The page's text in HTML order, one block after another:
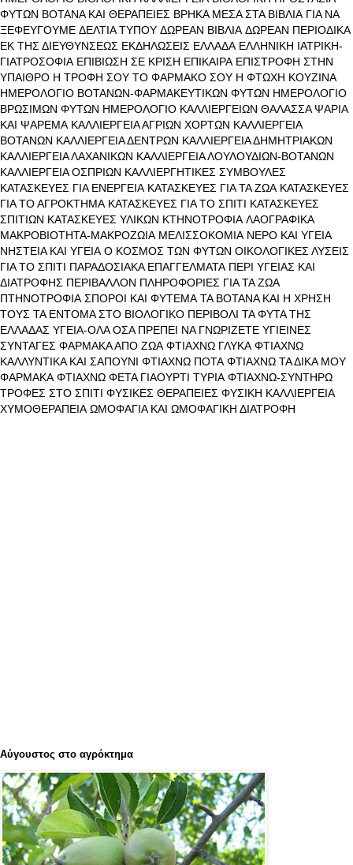
ΦΥΤΩΝ ΒΟΤΑΝΑ ΚΑΙ ΘΕΡΑΠΕΙΕΣ ΒΡΗΚΑ ΜΕΣΑ ΣΤΑ ΒΙΒΛΙΑ ΓΙΑ ΝΑ
ΞΕΦΕΥΓΟΥΜΕ ΔΕΛΤΙΑ ΤΥΠΟΥ ΔΩΡΕΑΝ ΒΙΒΛΙΑ ΔΩΡΕΑΝ ΠΕΡΙΟΔΙΚΑ
ΕΚ ΤΗΣ ΔΙΕΥΘΥΝΣΕΩΣ ΕΚΔΗΛΩΣΕΙΣ ΕΛΛΑΔΑ ΕΛΛΗΝΙΚΗ ΙΑΤΡΙΚΗ-
ΓΙΑΤΡΟΣΟΦΙΑ ΕΠΙΒΙΩΣΗ ΣΕ ΚΡΙΣΗ ΕΠΙΚΑΙΡΑ ΕΠΙΣΤΡΟΦΗ ΣΤΗΝ
ΥΠΑΙΘΡΟ Η ΤΡΟΦΗ ΣΟΥ ΤΟ ΦΑΡΜΑΚΟ ΣΟΥ Η ΦΤΩΧΗ ΚΟΥΖΙΝΑ
ΗΜΕΡΟΛΟΓΙΟ ΒΟΤΑΝΩΝ-ΦΑΡΜΑΚΕΥΤΙΚΩΝ ΦΥΤΩΝ ΗΜΕΡΟΛΟΓΙΟ
ΒΡΩΣΙΜΩΝ ΦΥΤΩΝ ΗΜΕΡΟΛΟΓΙΟ ΚΑΛΛΙΕΡΓΕΙΩΝ ΘΑΛΑΣΣΑ ΨΑΡΙΑ
ΚΑΙ ΨΑΡΕΜΑ ΚΑΛΛΙΕΡΓΕΙΑ ΑΓΡΙΩΝ ΧΟΡΤΩΝ ΚΑΛΛΙΕΡΓΕΙΑ
ΒΟΤΑΝΩΝ ΚΑΛΛΙΕΡΓΕΙΑ ΔΕΝΤΡΩΝ ΚΑΛΛΙΕΡΓΕΙΑ ΔΗΜΗΤΡΙΑΚΩΝ
ΚΑΛΛΙΕΡΓΕΙΑ ΛΑΧΑΝΙΚΩΝ ΚΑΛΛΙΕΡΓΕΙΑ ΛΟΥΛΟΥΔΙΩΝ-ΒΟΤΑΝΩΝ
ΚΑΛΛΙΕΡΓΕΙΑ ΟΣΠΡΙΩΝ ΚΑΛΛΙΕΡΓΗΤΙΚΕΣ ΣΥΜΒΟΥΛΕΣ
ΚΑΤΑΣΚΕΥΕΣ ΓΙΑ ΕΝΕΡΓΕΙΑ ΚΑΤΑΣΚΕΥΕΣ ΓΙΑ ΤΑ ΖΩΑ ΚΑΤΑΣΚΕΥΕΣ
ΓΙΑ ΤΟ ΑΓΡΟΚΤΗΜΑ ΚΑΤΑΣΚΕΥΕΣ ΓΙΑ ΤΟ ΣΠΙΤΙ ΚΑΤΑΣΚΕΥΕΣ
ΣΠΙΤΙΩΝ ΚΑΤΑΣΚΕΥΕΣ ΥΛΙΚΩΝ ΚΤΗΝΟΤΡΟΦΙΑ ΛΑΟΓΡΑΦΙΚΑ
ΜΑΚΡΟΒΙΟΤΗΤΑ-ΜΑΚΡΟΖΩΙΑ ΜΕΛΙΣΣΟΚΟΜΙΑ ΝΕΡΟ ΚΑΙ ΥΓΕΙΑ
ΝΗΣΤΕΙΑ ΚΑΙ ΥΓΕΙΑ Ο ΚΟΣΜΟΣ ΤΩΝ ΦΥΤΩΝ ΟΙΚΟΛΟΓΙΚΕΣ ΛΥΣΕΙΣ
ΓΙΑ ΤΟ ΣΠΙΤΙ ΠΑΡΑΔΟΣΙΑΚΑ ΕΠΑΓΓΕΛΜΑΤΑ ΠΕΡΙ ΥΓΕΙΑΣ ΚΑΙ
ΔΙΑΤΡΟΦΗΣ ΠΕΡΙΒΑΛΛΟΝ ΠΛΗΡΟΦΟΡΙΕΣ ΓΙΑ ΤΑ ΖΩΑ
ΠΤΗΝΟΤΡΟΦΙΑ ΣΠΟΡΟΙ ΚΑΙ ΦΥΤΕΜΑ ΤΑ ΒΟΤΑΝΑ ΚΑΙ Η ΧΡΗΣΗ
ΤΟΥΣ ΤΑ ΕΝΤΟΜΑ ΣΤΟ ΒΙΟΛΟΓΙΚΟ ΠΕΡΙΒΟΛΙ ΤΑ ΦΥΤΑ ΤΗΣ
ΕΛΛΑΔΑΣ ΥΓΕΙΑ-ΟΛΑ ΟΣΑ ΠΡΕΠΕΙ ΝΑ ΓΝΩΡΙΖΕΤΕ ΥΓΙΕΙΝΕΣ
ΣΥΝΤΑΓΕΣ ΦΑΡΜΑΚΑ ΑΠΟ ΖΩΑ ΦΤΙΑΧΝΩ ΓΛΥΚΑ ΦΤΙΑΧΝΩ
ΚΑΛΛΥΝΤΙΚΑ ΚΑΙ ΣΑΠΟΥΝΙ ΦΤΙΑΧΝΩ ΠΟΤΑ ΦΤΙΑΧΝΩ ΤΑ ΔΙΚΑ ΜΟΥ
ΦΑΡΜΑΚΑ ΦΤΙΑΧΝΩ ΦΕΤΑ ΓΙΑΟΥΡΤΙ ΤΥΡΙΑ ΦΤΙΑΧΝΩ-ΣΥΝΤΗΡΩ
ΤΡΟΦΕΣ ΣΤΟ ΣΠΙΤΙ ΦΥΣΙΚΕΣ ΘΕΡΑΠΕΙΕΣ ΦΥΣΙΚΗ ΚΑΛΛΙΕΡΓΕΙΑ
ΧΥΜΟΘΕΡΑΠΕΙΑ ΩΜΟΦΑΓΙΑ ΚΑΙ ΩΜΟΦΑΓΙΚΗ ΔΙΑΤΡΟΦΗ
Αύγουστος στο αγρόκτημα